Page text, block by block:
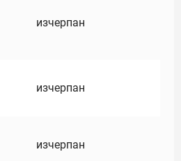
изчерпан
изчерпан
изчерпан